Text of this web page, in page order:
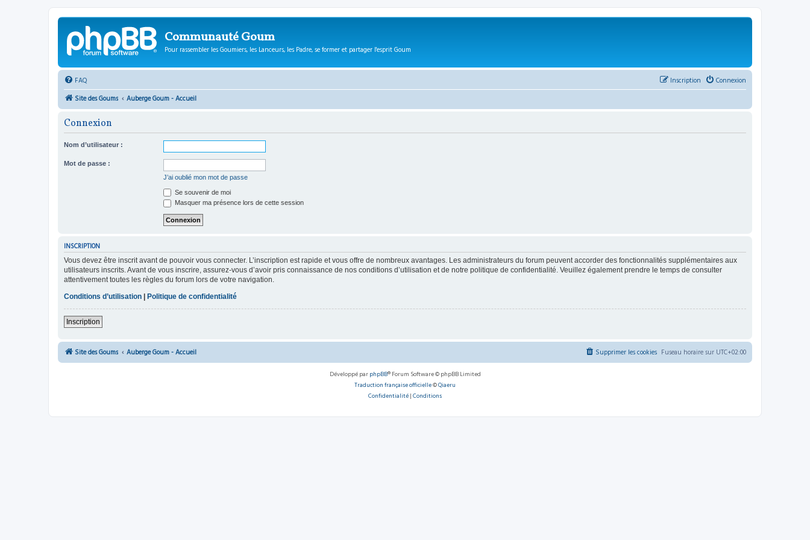
Communauté Goum
Pour rassembler les Goumiers, les Lanceurs, les Padre, se former et partager l'esprit Goum
FAQ Connexion
Inscription
Site des Goums
Auberge Goum - Accueil
Connexion
Nom d’utilisateur :
Mot de passe :
J’ai oublié mon mot de passe
Se souvenir de moi
Masquer ma présence lors de cette session
INSCRIPTION
Vous devez être inscrit avant de pouvoir vous connecter. L’inscription est rapide et vous offre de nombreux avantages. Les administrateurs du forum peuvent accorder des fonctionnalités supplémentaires aux
utilisateurs inscrits. Avant de vous inscrire, assurez-vous d’avoir pris connaissance de nos conditions d’utilisation et de notre politique de confidentialité. Veuillez également prendre le temps de consulter
attentivement toutes les règles du forum lors de votre navigation.
Conditions d’utilisation
Politique de confidentialité
Inscription
Site des Goums Auberge Goum - Accueil Fuseau horaire sur UTC+02:00
Supprimer les cookies
Développé par phpBB® Forum Software © phpBB Limited
Traduction française officielle©Qiaeru
Confidentialité | Conditions